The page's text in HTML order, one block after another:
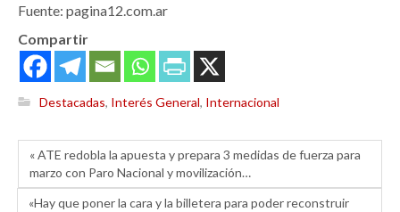
Fuente: pagina12.com.ar
Compartir
Destacadas, Interés General, Internacional
« ATE redobla la apuesta y prepara 3 medidas de fuerza para
marzo con Paro Nacional y movilización…
«Hay que poner la cara y la billetera para poder reconstruir